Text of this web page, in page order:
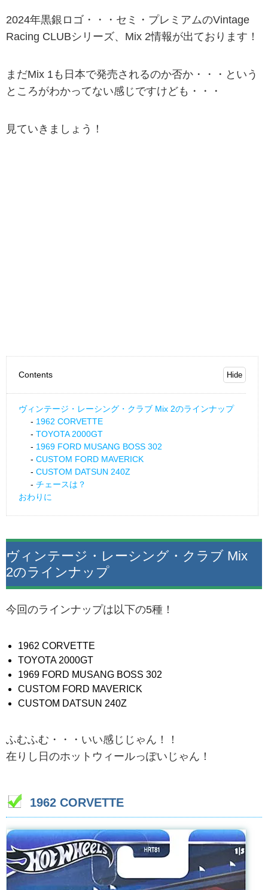
2024年黒銀ロゴ・・・セミ・プレミアムのVintage
Racing CLUBシリーズ、Mix 2情報が出ております！
まだMix 1も日本で発売されるのか否か・・・という
ところがわかってない感じですけども・・・
見ていきましょう！
Contents
ヴィンテージ・レーシング・クラブ Mix 2のラインナップ
1962 CORVETTE
TOYOTA 2000GT
1969 FORD MUSANG BOSS 302
CUSTOM FORD MAVERICK
CUSTOM DATSUN 240Z
チェースは？
おわりに
ヴィンテージ・レーシング・クラブ Mix
2のラインナップ
今回のラインナップは以下の5種！
1962 CORVETTE
TOYOTA 2000GT
1969 FORD MUSANG BOSS 302
CUSTOM FORD MAVERICK
CUSTOM DATSUN 240Z
ふむふむ・・・いい感じじゃん！！
在りし日のホットウィールっぽいじゃん！
1962 CORVETTE